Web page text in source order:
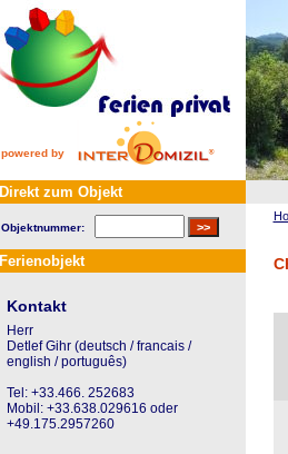
powered by
Direkt zum Objekt
Objektnummer:
Ferienobjekt
Kontakt
Herr
Detlef Gihr (deutsch / francais /
english / português)
Tel: +33.466. 252683
Mobil: +33.638.029616 oder
+49.175.2957260